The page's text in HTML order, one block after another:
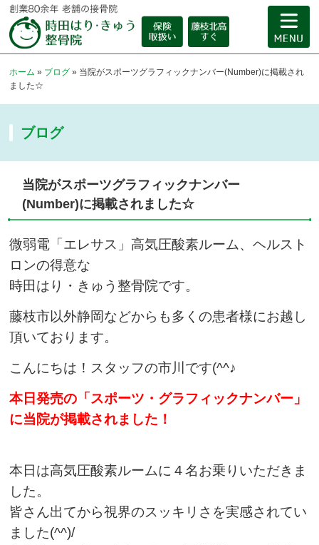
ホーム » ブログ » 当院がスポーツグラフィックナンバー(Number)に掲載され
ました☆
ブログ
当院がスポーツグラフィックナンバー
(Number)に掲載されました☆
微弱電「エレサス」高気圧酸素ルーム、ヘルスト
ロンの得意な
時田はり・きゅう整骨院です。
藤枝市以外静岡などからも多くの患者様にお越し
頂いております。
こんにちは！スタッフの市川です(^^♪
本日発売の「スポーツ・グラフィックナンバー」
に当院が掲載されました！
本日は高気圧酸素ルームに４名お乗りいただきま
した。
皆さん出てから視界のスッキリさを実感されてい
ました(^^)/